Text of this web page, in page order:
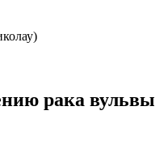
рака вульвы